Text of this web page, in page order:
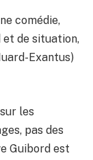
comédie,
et de situation,
Exantus)
les
pas des
Guibord est